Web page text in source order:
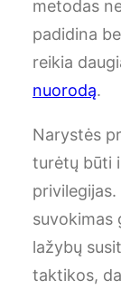
metodas
padidina
reikia
nuorodą.
Narystės
turėtų būti
suvokimas
lažybų
taktikos,